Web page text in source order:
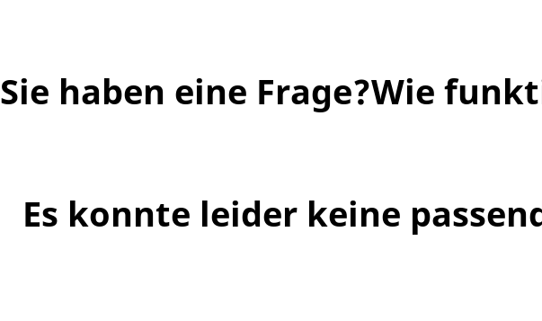
Sie haben eine Frage?Wie
Es konnte leider keine